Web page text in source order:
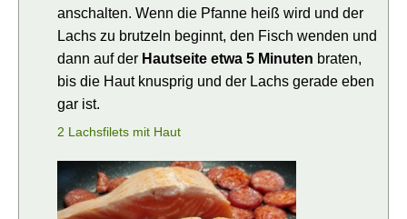
anschalten. Wenn die Pfanne heiß wird und der
Lachs zu brutzeln beginnt, den Fisch wenden und
dann auf der Hautseite etwa 5 Minuten braten,
bis die Haut knusprig und der Lachs gerade eben
gar ist.
2 Lachsfilets mit Haut